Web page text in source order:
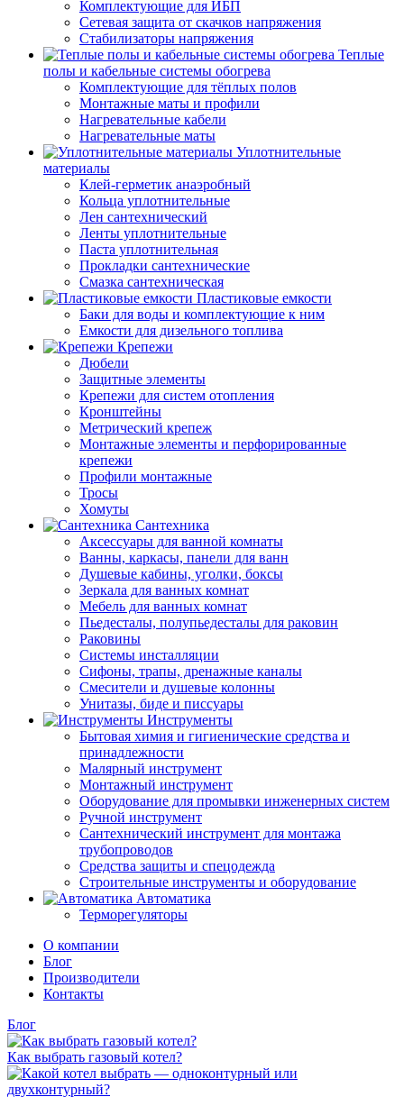
Комплектующие для ИБП
Сетевая защита от скачков напряжения
Стабилизаторы напряжения
Теплые
полы и кабельные системы обогрева
Комплектующие для тёплых полов
Монтажные маты и профили
Нагревательные кабели
Нагревательные маты
Уплотнительные
материалы
Клей-герметик анаэробный
Кольца уплотнительные
Лен сантехнический
Ленты уплотнительные
Паста уплотнительная
Прокладки сантехнические
Смазка сантехническая
Пластиковые емкости
Баки для воды и комплектующие к ним
Емкости для дизельного топлива
Крепежи
Дюбели
Защитные элементы
Крепежи для систем отопления
Кронштейны
Метрический крепеж
Монтажные элементы и перфорированные
крепежи
Профили монтажные
Тросы
Хомуты
Сантехника
Аксессуары для ванной комнаты
Ванны, каркасы, панели для ванн
Душевые кабины, уголки, боксы
Зеркала для ванных комнат
Мебель для ванных комнат
Пьедесталы, полупьедесталы для раковин
Раковины
Системы инсталляции
Сифоны, трапы, дренажные каналы
Смесители и душевые колонны
Унитазы, биде и писсуары
Инструменты
Бытовая химия и гигиенические средства и
принадлежности
Малярный инструмент
Монтажный инструмент
Оборудование для промывки инженерных систем
Ручной инструмент
Сантехнический инструмент для монтажа
трубопроводов
Средства защиты и спецодежда
Строительные инструменты и оборудование
Автоматика
Терморегуляторы
О компании
Блог
Производители
Контакты
Блог
Как выбрать газовый котел?